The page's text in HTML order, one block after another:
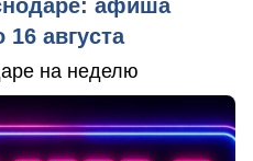
афиша
августа
на неделю